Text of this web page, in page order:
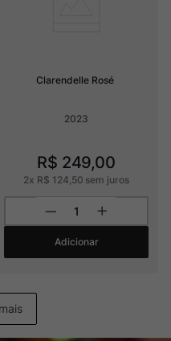
Clarendelle Rosé
2023
R$ 249,00
2x R$ 124 50 sem juros
Adicionar